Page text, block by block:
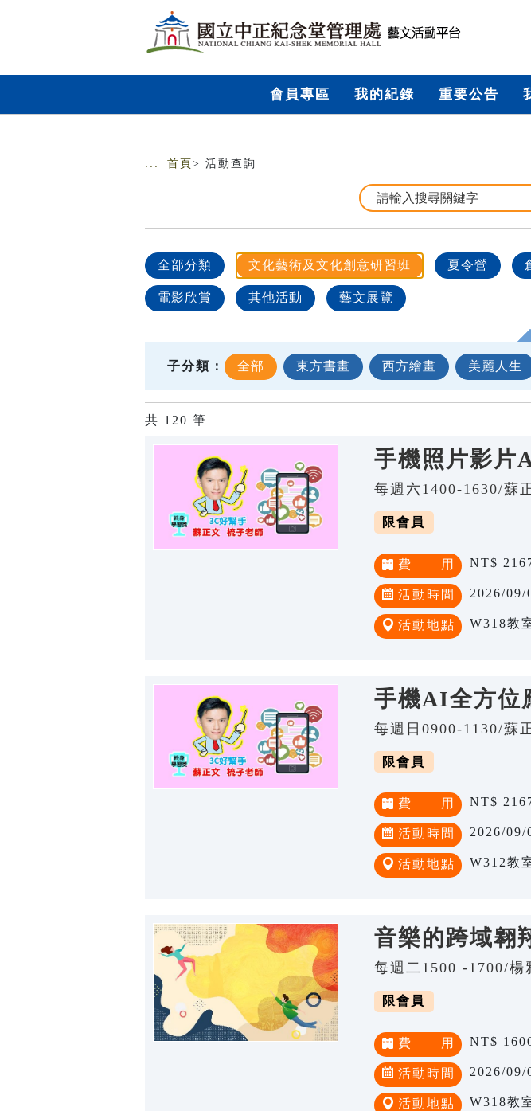
會員專區 我的紀錄 重要公告
::: 首頁 > 活動查詢
全部分類 文化藝術及文化創意研習班 夏令營
電影欣賞 其他活動 藝文展覽
子分類： 全部 東方書畫 西方繪畫 美麗人生
共 120 筆
手機照片影片
每週六1400-1630/蘇
限會員
費 用 NT$
活動時間 2026/09/
活動地點 W318教
手機AI全方位
每週日0900-1130/蘇
限會員
費 用 NT$
活動時間 2026/09/
活動地點 W312教
音樂的跨域翱
每週二1500 -1700/楊
限會員
費 用 NT$
活動時間 2026/09/
活動地點 W318教